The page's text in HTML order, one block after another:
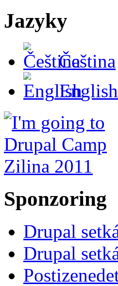
Jazyky
Čeština
English
Sponzoring
Drupal
Drupal